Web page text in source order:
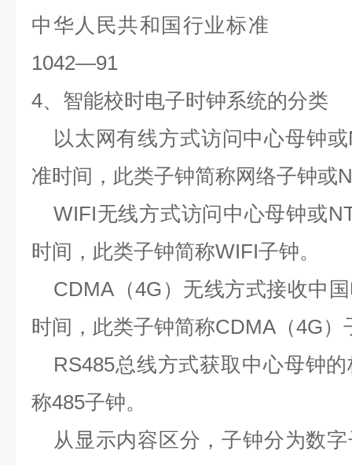
中华人民共和国行业标准
1042—91
4、智能校时电子时钟系统的分类
以太网有线方式访问中心母钟或
准时间，此类子钟简称网络子钟或
WIFI无线方式访问中心母钟或
时间，此类子钟简称WIFI子钟。
CDMA （4G ）无线方式接收中
时间，此类子钟简称CDMA （4G）
RS485总线方式获取中心母钟
称485子钟。
从显示内容区分，子钟分为数